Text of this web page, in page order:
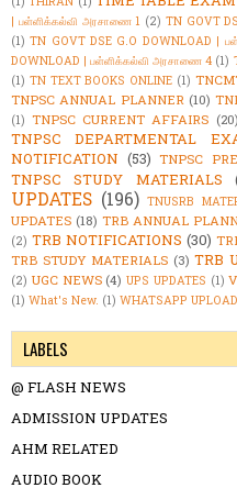
| பள்ளிக்கல்வி அரசாணை 1 (2) TN GOVT
(1) TN GOVT DSE G.O DOWNLOAD |
DOWNLOAD | பள்ளிக்கல்வி அரசாணை 4 (1)
(1) TN TEXT BOOKS ONLINE (1)
TNPSC ANNUAL PLANNER (10)
(1) TNPSC CURRENT AFFAIRS (20)
TNPSC DEPARTMENTAL
NOTIFICATION (53) TNPSC
TNPSC STUDY MATERIALS
UPDATES (196) TNUSRB
UPDATES (18) TRB ANNUAL
(2) TRB NOTIFICATIONS (30)
TRB STUDY MATERIALS (3) TRB
(2) UGC NEWS (4) UPS UPDATES (1)
(1) What's New. (1) WHATSAPP
LABELS
@ FLASH NEWS
ADMISSION UPDATES
AHM RELATED
AUDIO BOOK